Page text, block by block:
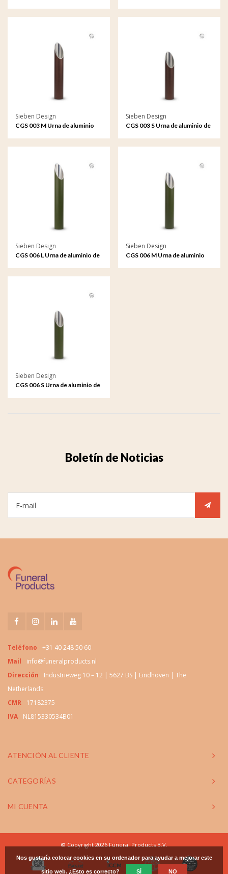
Sieben Design
CGS 003 M Urna de aluminio
Sieben Design
CGS 003 S Urna de aluminio de
Sieben Design
CGS 006 L Urna de aluminio de
Sieben Design
CGS 006 M Urna de aluminio
Sieben Design
CGS 006 S Urna de aluminio de
Boletín de Noticias
Teléfono
+31 40 248 50 60
Mail
info@funeralproducts.nl
Dirección
Industrieweg 10 – 12 | 5627 BS | Eindhoven | The
Netherlands
CMR
17182375
IVA
NL815330534B01
ATENCIÓN AL CLIENTE
CATEGORÍAS
MI CUENTA
© Copyright 2026 Funeral Products B.V.
Nos gustaría colocar cookies en su ordenador para ayudar a mejorar este
sitio web. ¿Esto es correcto? SÍ NO